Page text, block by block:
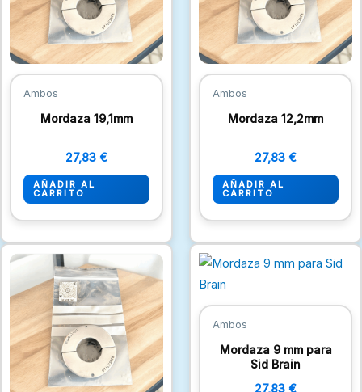
Ambos
Mordaza 19,1mm
27,83 €
AÑADIR AL
CARRITO
Ambos
Mordaza 12,2mm
27,83 €
AÑADIR AL
CARRITO
Ambos
Mordaza 9 mm para
Sid Brain
27,83 €